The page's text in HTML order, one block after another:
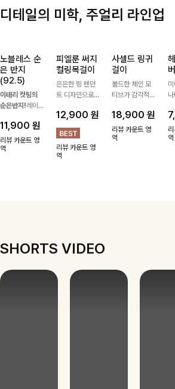
디테일의 미학, 주얼리 라인업
노블레스 순
은 반지
(92.5)
이태리 컷팅의
순은반지!레이
반지에요!고급스
러운 컬러감과
디테일로 강추에
11,900 원
리뷰 카운트 영
역
피엘룬 써지
컬링목걸이
은은한 링 펜던
트 디자인으로
써지컬스틸 소재
로 변색 걱정 없
이 데일리로 착
용하기 좋아요-
12,900 원
리뷰 카운트 영
역
사셀드 링귀
걸이
볼드한 체인 모
티브가 감각적인
는 귀걸이- 심플
하면서도 존재감
있는 디자인으로
18,900원
리뷰 카운트 영
역
인
역
SHORTS VIDEO